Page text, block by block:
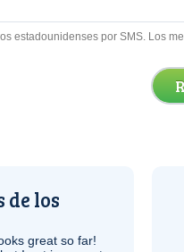
estadounidenses por SMS. Los
de los
great so far!